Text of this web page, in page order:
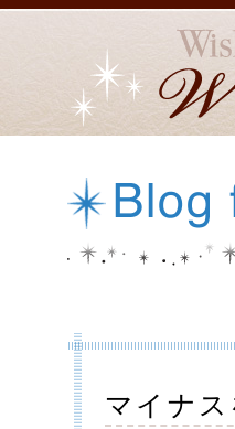
マイナ